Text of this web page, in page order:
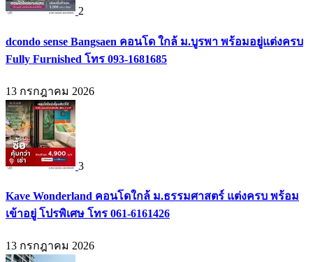
2
dcondo sense Bangsaen คอนโด ใกล้ ม.บูรพา พร้อมอยู่แต่งครบ
Fully Furnished โทร 093-1681685
13 กรกฎาคม 2026
3
Kave Wonderland คอนโดใกล้ ม.ธรรมศาสตร์ แต่งครบ พร้อม
เข้าอยู่ โปรพิเศษ โทร 061-6161426
13 กรกฎาคม 2026